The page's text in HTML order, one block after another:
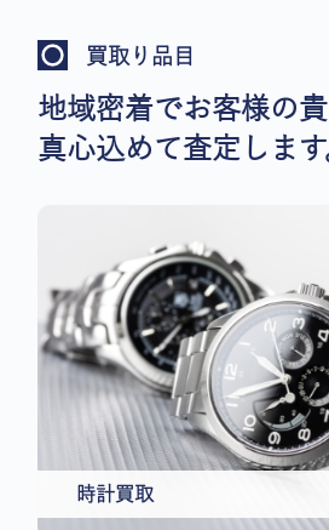
買取り品目
地域密着でお客様の
真心込めて査定します
時計買取